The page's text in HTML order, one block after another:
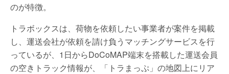
のが特徴。
トラボックスは、荷物を依頼したい事業者が案件を掲載
し、運送会社が依頼を請け負うマッチングサービスを行
っているが、1日からDoCoMAP端末を搭載した運送会員
の空きトラック情報が、「トラまっぷ」の地図上にリア